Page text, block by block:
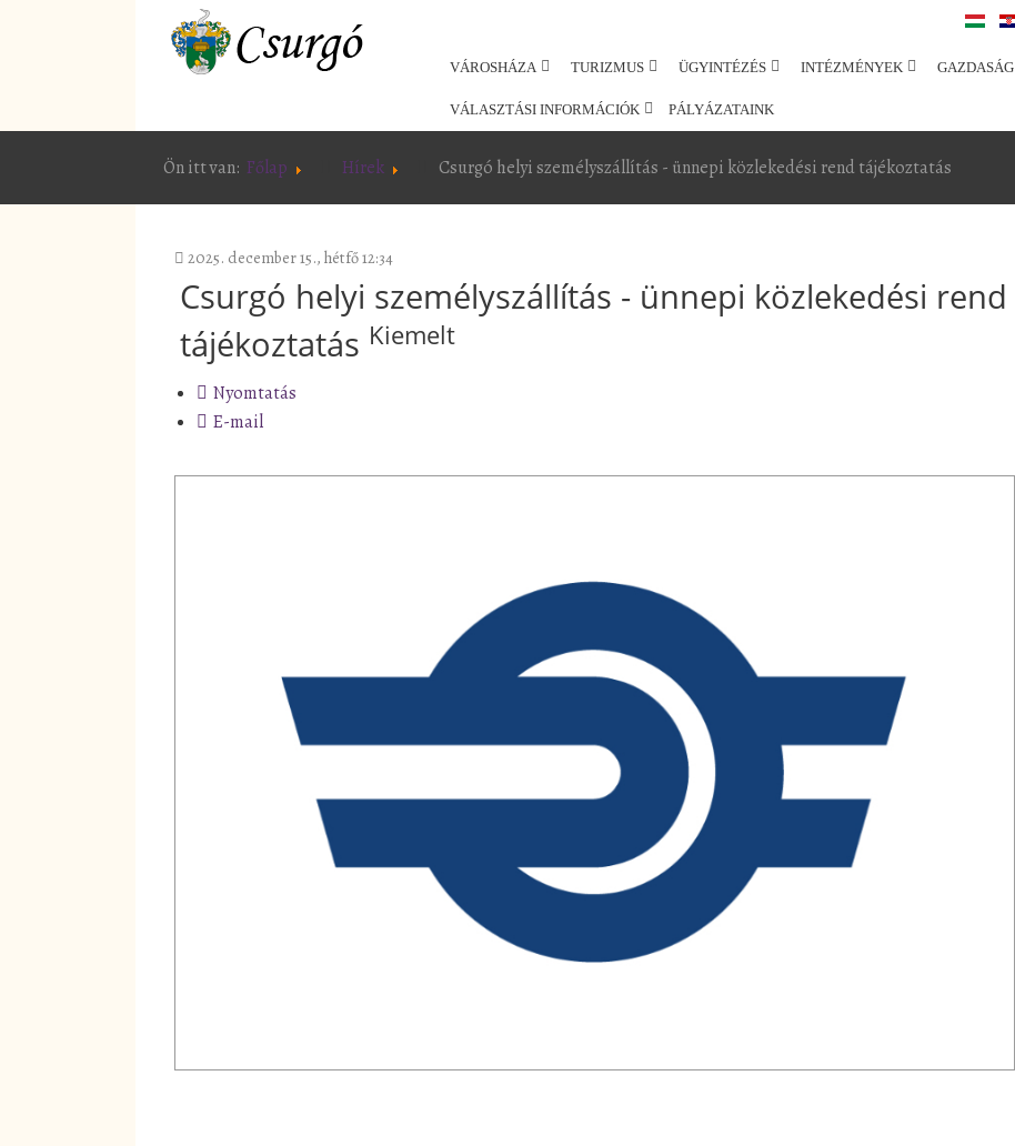
VÁROSHÁZA TURIZMUS ÜGYINTÉZÉS INTÉZMÉNYEK GAZDASÁG
VÁLASZTÁSI INFORMÁCIÓK PÁLYÁZATAINK
Ön itt van: Főlap Hírek Csurgó helyi személyszállítás - ünnepi közlekedési rend tájékoztatás
2025. december 15., hétfő 12:34
Csurgó helyi személyszállítás - ünnepi közlekedési rend
tájékoztatás Kiemelt
Nyomtatás
E-mail